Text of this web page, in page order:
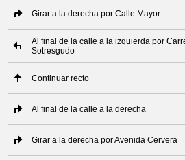
Girar a la derecha por Calle Mayor
Al final de la calle a la izquierda por
Sotresgudo
Continuar recto
Al final de la calle a la derecha
Girar a la derecha por Avenida Cervera